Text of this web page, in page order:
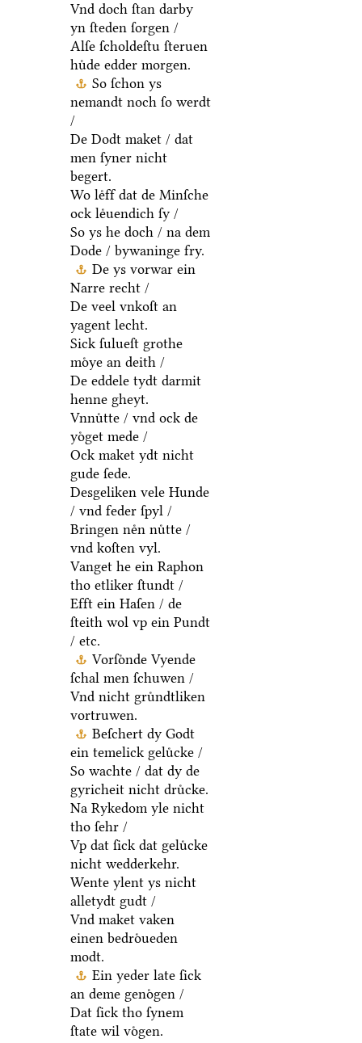
Vnd doch ſtan darby
yn ſteden ſorgen /
Alſe ſcholdeſtu ſteruen
huͤde edder morgen.
So ſchon ys
nemandt noch ſo werdt
/
De Dodt maket / dat
men ſyner nicht
begert.
Wo leͤff dat de Minſche
ock leͤuendich ſy /
So ys he doch / na dem
Dode / bywaninge fry.
De ys vorwar ein
Narre recht /
De veel vnkoſt an
yagent lecht.
Sick ſulueſt grothe
moͤye an deith /
De eddele tydt darmit
henne gheyt.
Vnnuͤtte / vnd ock de
yoͤget mede /
Ock maket ydt nicht
gude ſede.
Desgeliken vele Hunde
/ vnd feder ſpyl /
Bringen neͤn nuͤtte /
vnd koſten vyl.
Vanget he ein Raphon
tho etliker ſtundt /
Efft ein Haſen / de
ſteith wol vp ein Pundt
/ etc.
Vorſoͤnde Vyende
ſchal men ſchuwen /
Vnd nicht gruͤndtliken
vortruwen.
Beſchert dy Godt
ein temelick geluͤcke /
So wachte / dat dy de
gyricheit nicht druͤcke.
Na Rykedom yle nicht
tho ſehr /
Vp dat ſick dat geluͤcke
nicht wedderkehr.
Wente ylent ys nicht
alletydt gudt /
Vnd maket vaken
einen bedroͤueden
modt.
Ein yeder late ſick
an deme genoͤgen /
Dat ſick tho ſynem
ſtate wil voͤgen.